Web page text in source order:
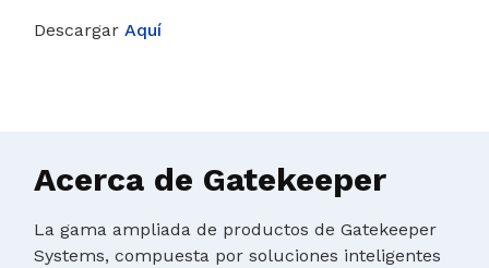
Descargar Aquí
Acerca de Gatekeeper
La gama ampliada de productos de Gatekeeper
Systems, compuesta por soluciones inteligentes